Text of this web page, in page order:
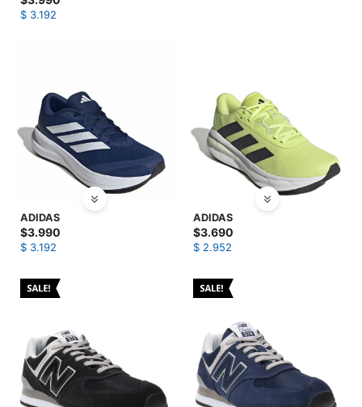
$ 3.192
ADIDAS
$3.990
$ 3.192
ADIDAS
$3.690
$ 2.952